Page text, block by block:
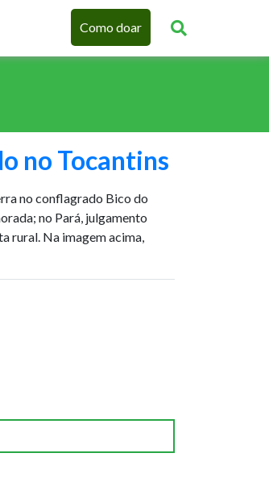
Como doar
no Tocantins
no conflagrado Bico do
no Pará, julgamento
rural. Na imagem acima,